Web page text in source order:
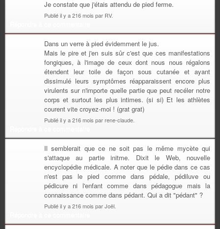
Je constate que j'étais attendu de pied ferme.
Publié il y a 216 mois par RV.
Dans un verre à pied évidemment le jus.
Mais le pire et j'en suis sûr c'est que ces manifestations
fongiques, à l'image de ceux dont nous nous régalons
étendent leur toile de façon sous cutanée et ayant
dissimulé leurs symptômes réapparaissent encore plus
virulents sur n'importe quelle partie que peut recéler notre
corps et surtout les plus intimes. (si si) Et les athlètes
courent vite croyez-moi ! (grat grat)
Publié il y a 216 mois par rene-claude.
Il semblerait que ce ne soit pas le même mycète qui
s'attaque au partie initme. Dixit le Web, nouvelle
encyclopédie médicale. A noter que le pédie dans ce cas
n'est pas le pied comme dans pédale, pédiluve ou
pédicure ni l'enfant comme dans pédagogue mais la
connaissance comme dans pédant. Qui a dit "pédant" ?
Publié il y a 216 mois par Joël.